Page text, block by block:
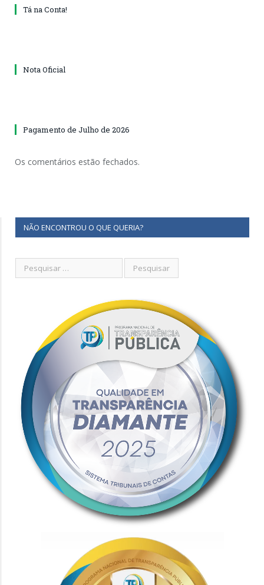
Tá na Conta!
Nota Oficial
Pagamento de Julho de 2026
Os comentários estão fechados.
NÃO ENCONTROU O QUE QUERIA?